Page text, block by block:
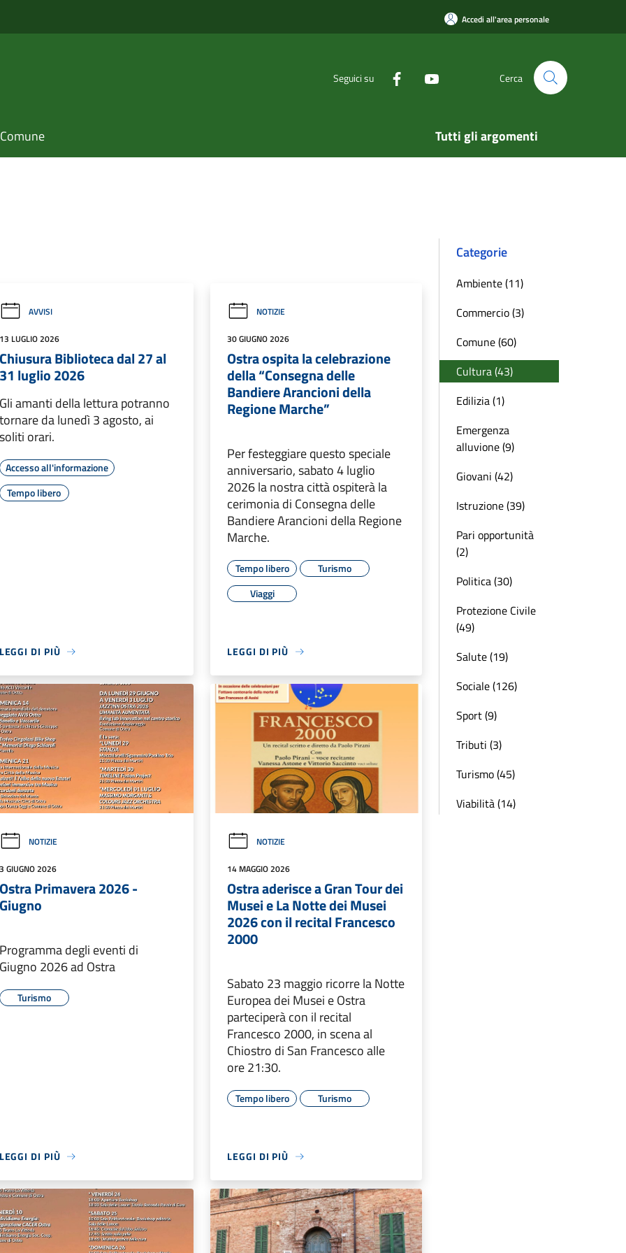
Accedi all'area personale
Seguici su Cerca
Tutti gli argomenti
AVVISI
LUGLIO 2026
Biblioteca dal 27 al
luglio 2026
amanti della lettura potranno
da lunedì 3 agosto, ai
orari.
Accesso all'informazione
Tempo libero
DI PIÙ
NOTIZIE
30 GIUGNO 2026
Ostra ospita la celebrazione
della “Consegna delle
Bandiere Arancioni della
Regione Marche”
Per festeggiare questo speciale
anniversario, sabato 4 luglio
2026 la nostra città ospiterà la
cerimonia di Consegna delle
Bandiere Arancioni della Regione
Marche.
Tempo libero
Turismo
Viaggi
LEGGI DI PIÙ
NOTIZIE
GIUGNO 2026
Primavera 2026 -
degli eventi di
2026 ad Ostra
Turismo
DI PIÙ
NOTIZIE
14 MAGGIO 2026
Ostra aderisce a Gran Tour dei
Musei e La Notte dei Musei
2026 con il recital Francesco
2000
Sabato 23 maggio ricorre la Notte
Europea dei Musei e Ostra
parteciperà con il recital
Francesco 2000, in scena al
Chiostro di San Francesco alle
ore 21:30.
Tempo libero Turismo
LEGGI DI PIÙ
Categorie
Ambiente (11)
Commercio (3)
Comune (60)
Cultura (43)
Edilizia (1)
Emergenza
alluvione (9)
Giovani (42)
Istruzione (39)
Pari opportunità
(2)
Politica (30)
Protezione Civile
(49)
Salute (19)
Sociale (126)
Sport (9)
Tributi (3)
Turismo (45)
Viabilità (14)